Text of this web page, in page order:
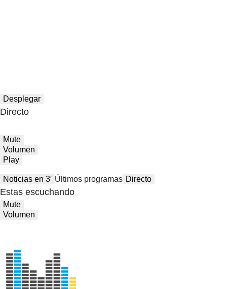
Desplegar
Directo
Mute
Volumen
Play
Noticias en 3′ Últimos programas Directo
Estas escuchando
Mute
Volumen